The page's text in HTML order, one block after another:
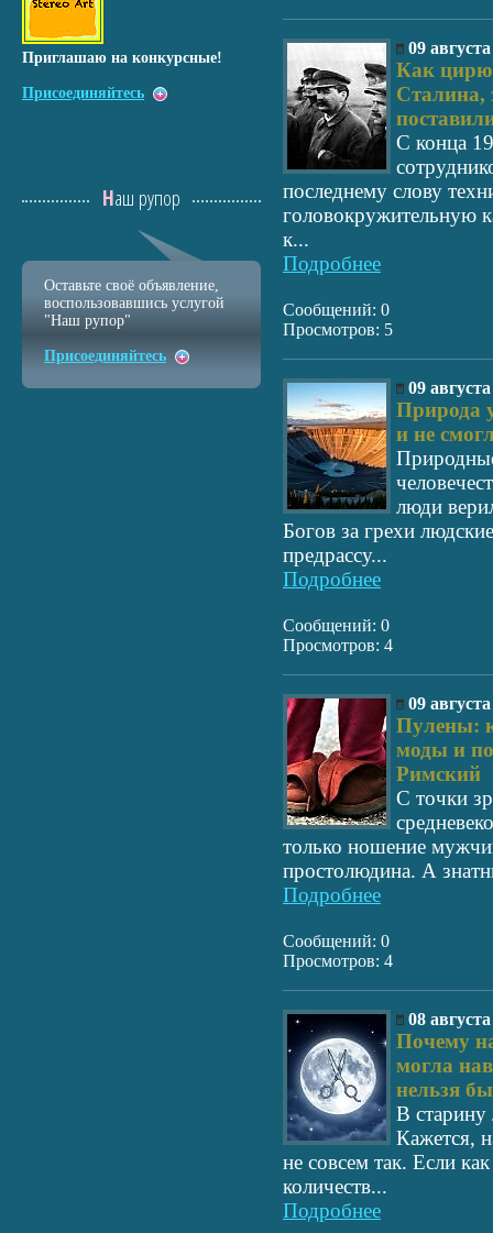
09 августа
Как
Сталина,
С конца
последнему слову
головокружительную
к...
Подробнее
Сообщений: 0
Просмотров: 5
09 августа
Природа
и не
люди
Богов за грехи
предрассу...
Подробнее
Сообщений: 0
Просмотров: 4
09 августа
Пулены:
моды и
Римский
С точки
только ношение
простолюдина. А
Подробнее
Сообщений: 0
Просмотров: 4
08 августа
Почему
могла
нельзя
В старину
Кажется,
не совсем так. Если
количеств...
Подробнее
Приглашаю на конкурсные!
Присоединяйтесь
Наш рупор
Оставьте своё объявление,
воспользовавшись услугой
"Наш рупор"
Присоединяйтесь